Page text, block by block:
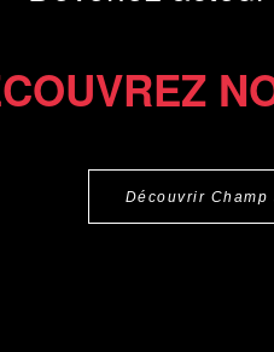
Découvrir